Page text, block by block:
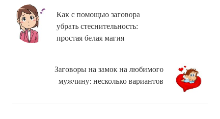
Как с помощью заговора
убрать стеснительность:
простая белая магия
Заговоры на замок на любимого
мужчину: несколько вариантов